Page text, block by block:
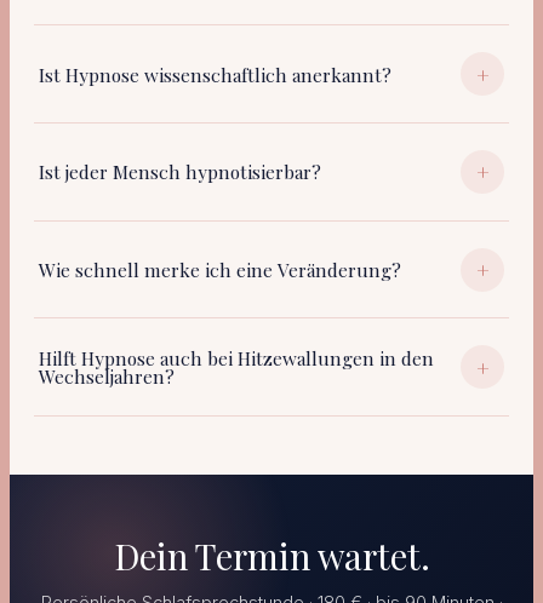
Ist Hypnose wissenschaftlich anerkannt? +
Ist jeder Mensch hypnotisierbar? +
Wie schnell merke ich eine Veränderung? +
Hilft Hypnose auch bei Hitzewallungen in den
Wechseljahren? +
Dein Termin wartet.